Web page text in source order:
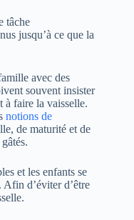
tâche
jusqu’à ce que la
avec des
souvent insister
à faire la vaisselle.
notions de
de maturité et de
et les enfants se
Afin d’éviter d’être